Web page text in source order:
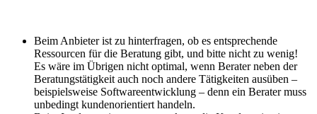
Beim Anbieter ist zu hinterfragen, ob es entsprechende
Ressourcen für die Beratung gibt, und bitte nicht zu wenig!
Es wäre im Übrigen nicht optimal, wenn Berater neben der
Beratungstätigkeit auch noch andere Tätigkeiten ausüben –
beispielsweise Softwareentwicklung – denn ein Berater muss
unbedingt kundenorientiert handeln.